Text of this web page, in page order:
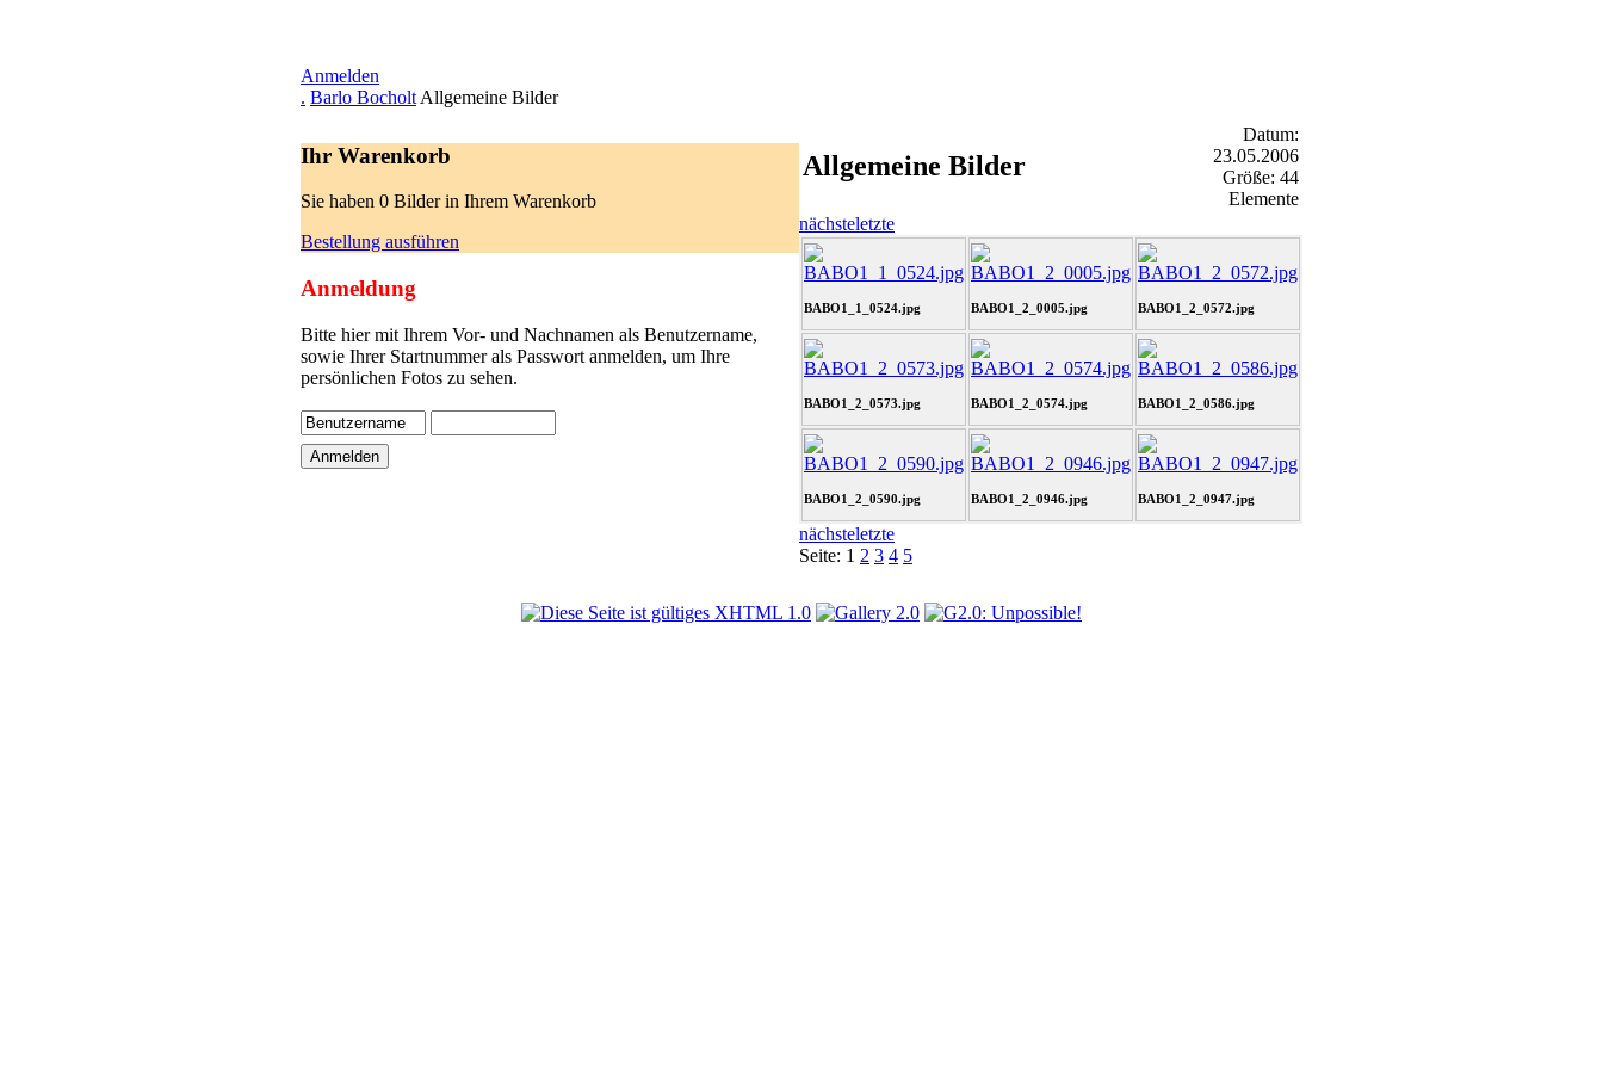
Anmelden
. Barlo Bocholt Allgemeine Bilder
Ihr Warenkorb
Sie haben 0 Bilder in Ihrem Warenkorb
Bestellung ausführen
Anmeldung
Bitte hier mit Ihrem Vor- und Nachnamen als Benutzername,
sowie Ihrer Startnummer als Passwort anmelden, um Ihre
persönlichen Fotos zu sehen.
Allgemeine Bilder
Datum:
23.05.2006
Größe: 44
Elemente
nächsteletzte
BABO1_1_0524.jpg BABO1_2_0005.jpg BABO1_2_0572.jpg
BABO1_2_0573.jpg BABO1_2_0574.jpg BABO1_2_0586.jpg
BABO1_2_0590.jpg BABO1_2_0946.jpg BABO1_2_0947.jpg
nächsteletzte
Seite: 1 2 3 4 5